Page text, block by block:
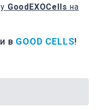
GoodEXOCells на
в GOOD CELLS!